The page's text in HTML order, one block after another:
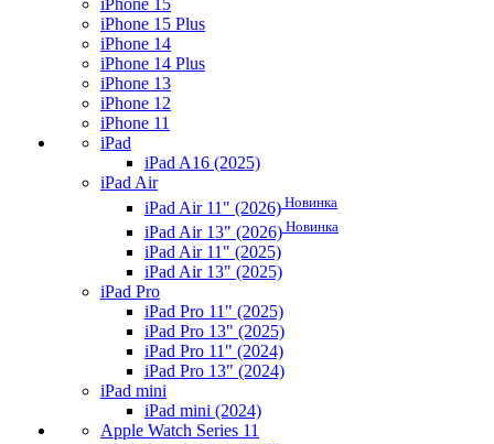
iPhone 15
iPhone 15 Plus
iPhone 14
iPhone 14 Plus
iPhone 13
iPhone 12
iPhone 11
iPad
iPad A16 (2025)
iPad Air
iPad Air 11" (2026) Новинка
iPad Air 13" (2026) Новинка
iPad Air 11" (2025)
iPad Air 13" (2025)
iPad Pro
iPad Pro 11" (2025)
iPad Pro 13" (2025)
iPad Pro 11" (2024)
iPad Pro 13" (2024)
iPad mini
iPad mini (2024)
Apple Watch Series 11